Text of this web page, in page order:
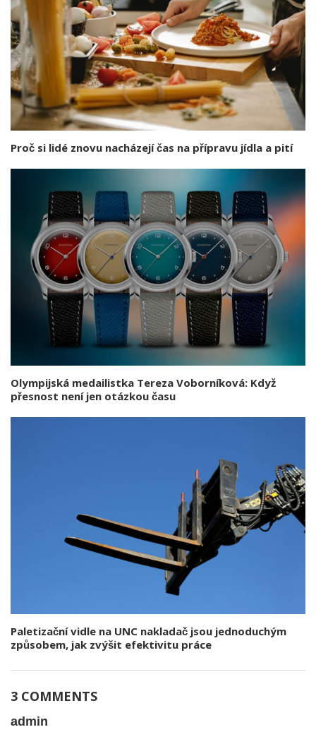
Proč si lidé znovu nacházejí čas na přípravu jídla a pití
Olympijská medailistka Tereza Voborníková: Když
přesnost není jen otázkou času
Paletizační vidle na UNC nakladač jsou jednoduchým
způsobem, jak zvýšit efektivitu práce
3 COMMENTS
admin